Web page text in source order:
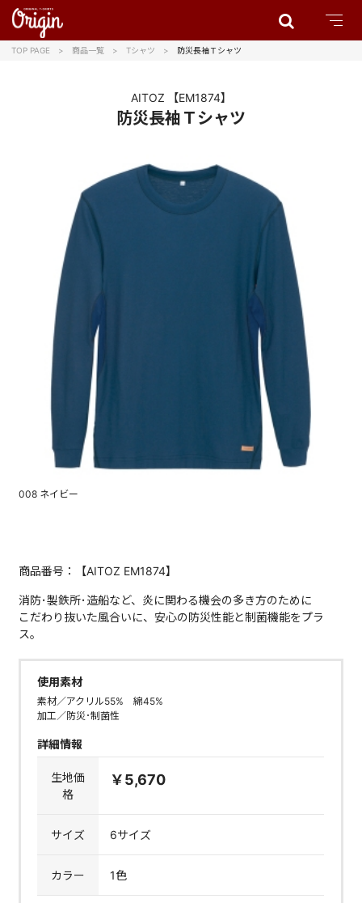
TOP PAGE 商品一覧 Tシャツ 防災長袖Ｔシャツ
AITOZ 【EM1874】
防災長袖Ｔシャツ
008 ネイビー
商品番号：【AITOZ EM1874】
消防･製鉄所･造船など、炎に関わる機会の多き方のために
こだわり抜いた風合いに、安心の防災性能と制菌機能をプラ
ス。
使用素材
素材／アクリル55% 綿45%
加工／防災･制菌性
詳細情報
生地価
格
￥5,670
サイズ 6サイズ
カラー 1色